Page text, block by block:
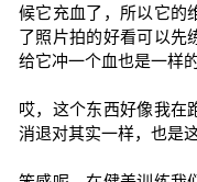
候它充血了，所以它的
了照片拍的好看可以先
给它冲一个血也是一样
哎，这个东西好像我在
消退对其实一样，也是